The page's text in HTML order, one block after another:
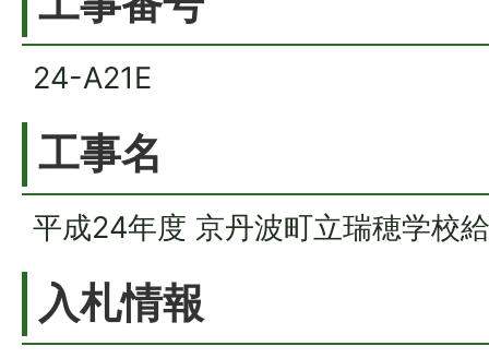
24-A21E
工事名
平成24年度 京丹波町立瑞穂学校
入札情報